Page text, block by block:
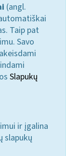
(angl.
Taip pat
Savo
Slapukų
ir įgalina
slapukų